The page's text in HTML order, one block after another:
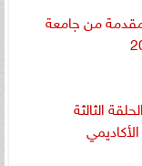
من جامعة
الثالثة